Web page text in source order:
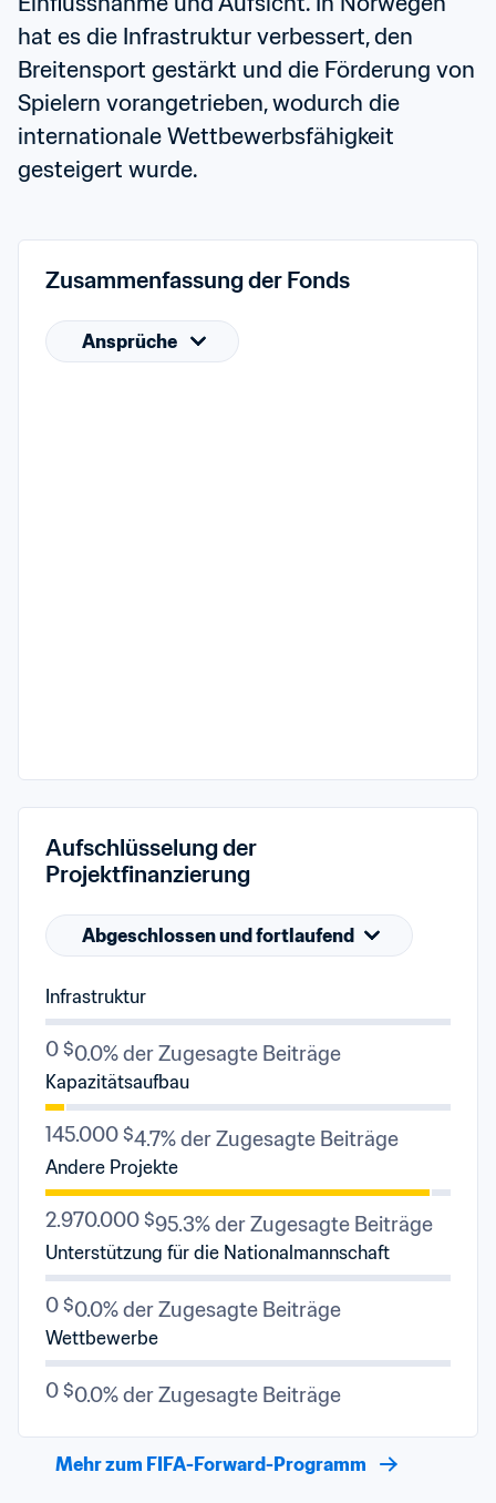
hat es die Infrastruktur verbessert, den
Breitensport gestärkt und die Förderung von
Spielern vorangetrieben, wodurch die
internationale Wettbewerbsfähigkeit
gesteigert wurde.
Zusammenfassung der Fonds
Ansprüche
Aufschlüsselung der
Projektfinanzierung
Abgeschlossen und fortlaufend
Infrastruktur
0 $0.0% der Zugesagte Beiträge
Kapazitätsaufbau
145.000 $4.7% der Zugesagte Beiträge
Andere Projekte
2.970.000 $95.3% der Zugesagte Beiträge
Unterstützung für die Nationalmannschaft
0 $0.0% der Zugesagte Beiträge
Wettbewerbe
0 $0.0% der Zugesagte Beiträge
Mehr zum FIFA-Forward-Programm